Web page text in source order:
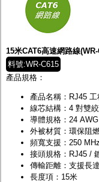
15米CAT6高速網路線
料號:WR-C615
產品規格：
產品名稱：RJ45
線芯結構：4 對雙
導體規格：24
外被材質：環保阻
頻寬支援：250 MHz
接頭規格：RJ45 /
傳輸距離：支援長
長度項：15米